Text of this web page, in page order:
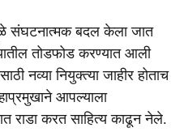
संघटनात्मक बदल केला जात
तोडफोड करण्यात आली
नव्या नियुक्त्या जाहीर होताच
आपल्याला
राडा करत साहित्य काढून नेले.